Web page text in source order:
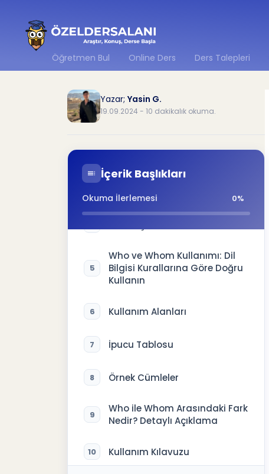
Öğretmen Bul Online Ders Ders Talepleri
Yazar; Yasin G.
19.09.2024 - 10 dakikalık okuma.
İçerik Başlıkları
Okuma İlerlemesi 0%
Özne ve Nesne Ayrımı
2 Yardımcı İpuçları
Relative Clauses (İlgili Yan
Cümleler)
5
Who ve Whom Kullanımı: Dil
Bilgisi Kurallarına Göre Doğru
Kullanın
6 Kullanım Alanları
7 İpucu Tablosu
8 Örnek Cümleler
9
Who ile Whom Arasındaki Fark
Nedir? Detaylı Açıklama
10 Kullanım Kılavuzu